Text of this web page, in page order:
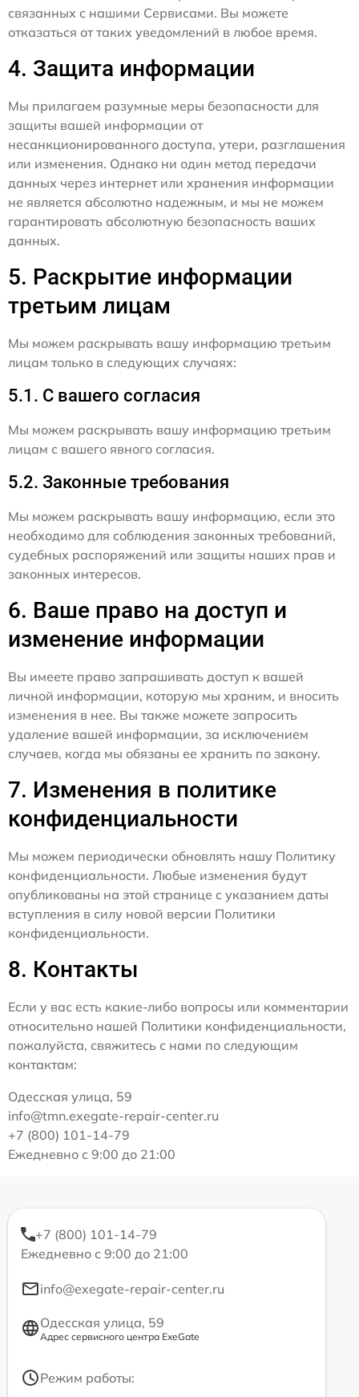
связанных с нашими Сервисами. Вы можете
отказаться от таких уведомлений в любое время.
4. Защита информации
Мы прилагаем разумные меры безопасности для
защиты вашей информации от
несанкционированного доступа, утери, разглашения
или изменения. Однако ни один метод передачи
данных через интернет или хранения информации
не является абсолютно надежным, и мы не можем
гарантировать абсолютную безопасность ваших
данных.
5. Раскрытие информации
третьим лицам
Мы можем раскрывать вашу информацию третьим
лицам только в следующих случаях:
5.1. С вашего согласия
Мы можем раскрывать вашу информацию третьим
лицам с вашего явного согласия.
5.2. Законные требования
Мы можем раскрывать вашу информацию, если это
необходимо для соблюдения законных требований,
судебных распоряжений или защиты наших прав и
законных интересов.
6. Ваше право на доступ и
изменение информации
Вы имеете право запрашивать доступ к вашей
личной информации, которую мы храним, и вносить
изменения в нее. Вы также можете запросить
удаление вашей информации, за исключением
случаев, когда мы обязаны ее хранить по закону.
7. Изменения в политике
конфиденциальности
Мы можем периодически обновлять нашу Политику
конфиденциальности. Любые изменения будут
опубликованы на этой странице с указанием даты
вступления в силу новой версии Политики
конфиденциальности.
8. Контакты
Если у вас есть какие-либо вопросы или комментарии
относительно нашей Политики конфиденциальности,
пожалуйста, свяжитесь с нами по следующим
контактам:
Одесская улица, 59
info@tmn.exegate-repair-center.ru
+7 (800) 101-14-79
Ежедневно с 9:00 до 21:00
+7 (800) 101-14-79
Ежедневно с 9:00 до 21:00
info@exegate-repair-center.ru
Одесская улица, 59
Адрес сервисного центра ExeGate
Режим работы: